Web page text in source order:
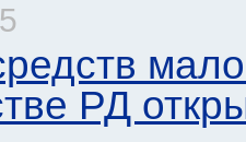
РД